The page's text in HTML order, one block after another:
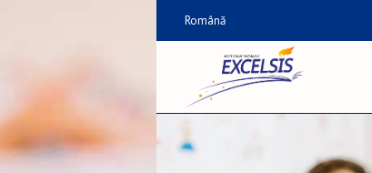
Română